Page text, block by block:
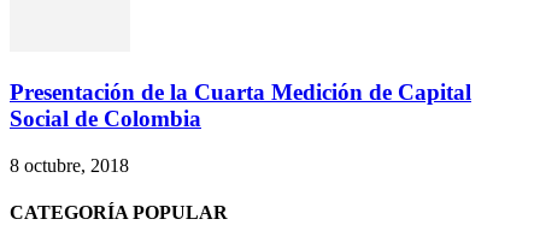
Presentación de la Cuarta Medición de Capital
Social de Colombia
8 octubre, 2018
CATEGORÍA POPULAR